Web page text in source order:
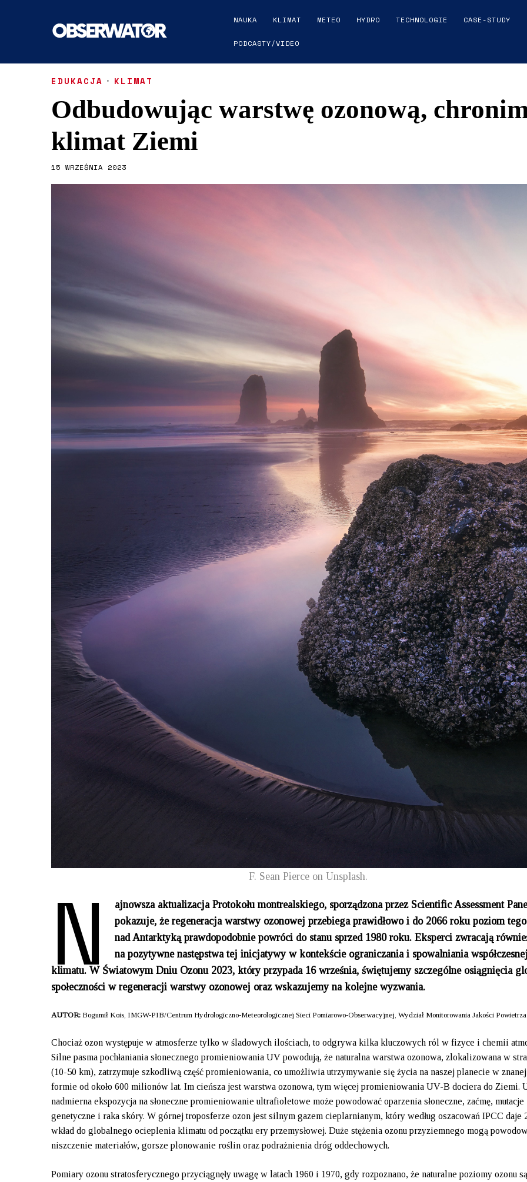
NAUKA KLIMAT METEO HYDRO TECHNOLOGIE CASE-STUDY
PODCASTY/VIDEO
EDUKACJA · KLIMAT
Odbudowując warstwę ozonową,
klimat Ziemi
15 WRZEŚNIA 2023
F. Sean Pierce on Unsplash.
N
ajnowsza aktualizacja Protokołu montrealskiego, sporządzona przez Scientific Assessment
pokazuje, że regeneracja warstwy ozonowej przebiega prawidłowo i do 2066 roku poziom
nad Antarktyką prawdopodobnie powróci do stanu sprzed 1980 roku. Eksperci zwracają
na pozytywne następstwa tej inicjatywy w kontekście ograniczania i spowalniania
klimatu. W Światowym Dniu Ozonu 2023, który przypada 16 września, świętujemy szczególne osiągnięcia
społeczności w regeneracji warstwy ozonowej oraz wskazujemy na kolejne wyzwania.
AUTOR: Bogumił Kois, IMGW-PIB/Centrum Hydrologiczno-Meteorologicznej Sieci Pomiarowo-Obserwacyjnej, Wydział Monitorowania Jakości Powietrza
Chociaż ozon występuje w atmosferze tylko w śladowych ilościach, to odgrywa kilka kluczowych ról w fizyce i chemii
Silne pasma pochłaniania słonecznego promieniowania UV powodują, że naturalna warstwa ozonowa, zlokalizowana w
(10-50 km), zatrzymuje szkodliwą część promieniowania, co umożliwia utrzymywanie się życia na naszej planecie w
formie od około 600 milionów lat. Im cieńsza jest warstwa ozonowa, tym więcej promieniowania UV-B dociera do Ziemi.
nadmierna ekspozycja na słoneczne promieniowanie ultrafioletowe może powodować oparzenia słoneczne, zaćmę, mutacje
genetyczne i raka skóry. W górnej troposferze ozon jest silnym gazem cieplarnianym, który według oszacowań IPCC daje
wkład do globalnego ocieplenia klimatu od początku ery przemysłowej. Duże stężenia ozonu przyziemnego mogą
niszczenie materiałów, gorsze plonowanie roślin oraz podrażnienia dróg oddechowych.
Pomiary ozonu stratosferycznego przyciągnęły uwagę w latach 1960 i 1970, gdy rozpoznano, że naturalne poziomy ozonu są